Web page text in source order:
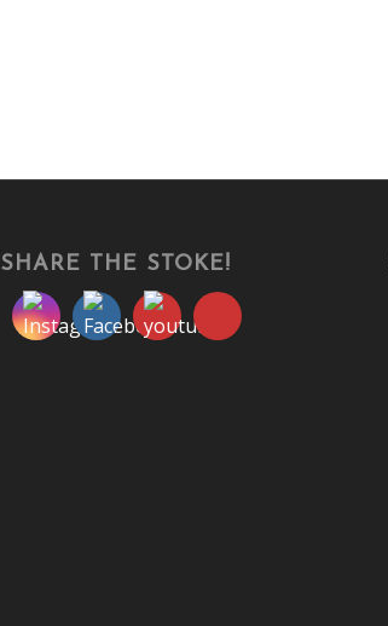
SHARE THE STOKE!